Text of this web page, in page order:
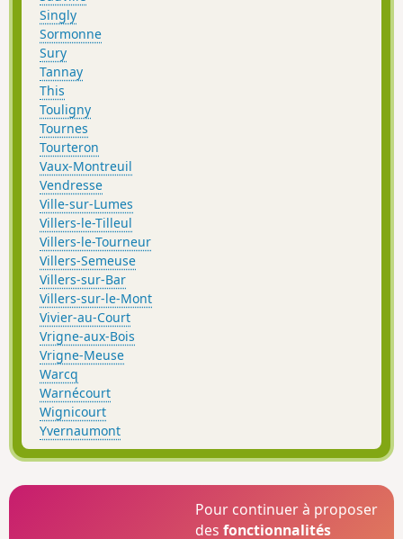
Singly
Sormonne
Sury
Tannay
This
Touligny
Tournes
Tourteron
Vaux-Montreuil
Vendresse
Ville-sur-Lumes
Villers-le-Tilleul
Villers-le-Tourneur
Villers-Semeuse
Villers-sur-Bar
Villers-sur-le-Mont
Vivier-au-Court
Vrigne-aux-Bois
Vrigne-Meuse
Warcq
Warnécourt
Wignicourt
Yvernaumont
Pour continuer à proposer
desfonctionnalités